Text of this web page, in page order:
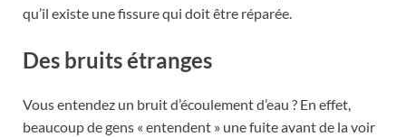
qu’il existe une fissure qui doit être réparée.
Des bruits étranges
Vous entendez un bruit d’écoulement d’eau ? En effet,
beaucoup de gens « entendent » une fuite avant de la voir